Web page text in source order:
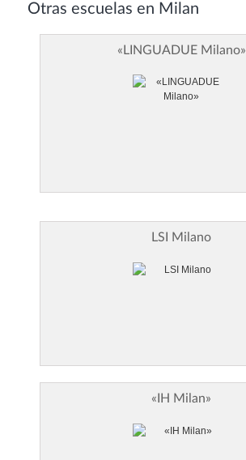
Otras escuelas en Milan
«LINGUADUE Milano»
LSI Milano
«IH Milan»